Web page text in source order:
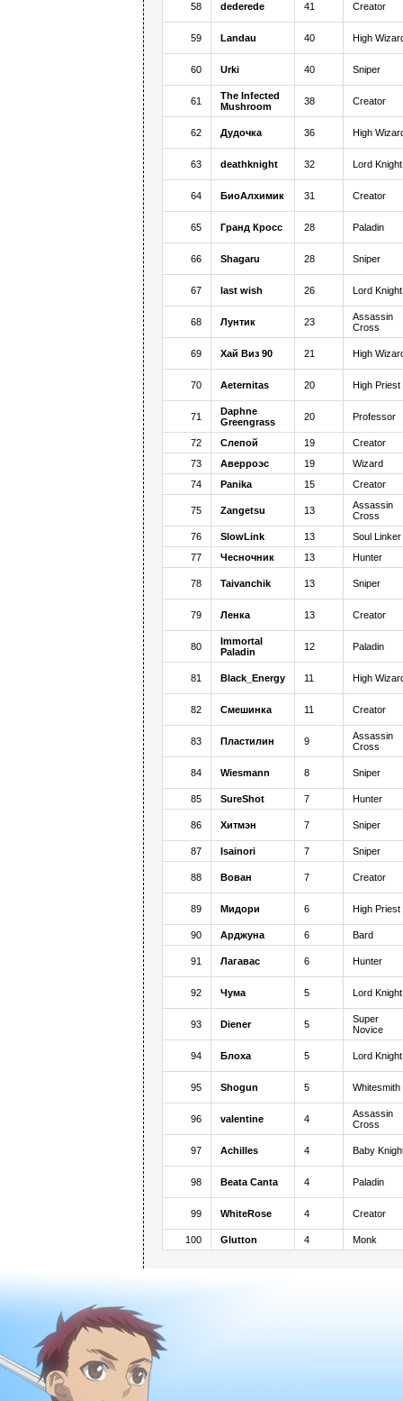
58 dederede 41 Creator
59 Landau 40 High
60 Urki 40 Sniper
61
The Infected
Mushroom
38 Creator
62 Дудочка 36 High
63 deathknight 32 Lord Knight
64 БиоАлхимик 31 Creator
65 Гранд Кросс 28 Paladin
66 Shagaru 28 Sniper
67 last wish 26 Lord Knight
68 Лунтик 23
Assassin
Cross
69 Хай Виз 90 21 High
70 Aeternitas 20 High Priest
71
Daphne
Greengrass
20 Professor
72 Слепой 19
Creator
73
Аверроэс 19
Wizard
74
Panika 15 Creator
75 Zangetsu 13
Assassin
Cross
76
SlowLink 13
Soul Linker
77
Чесночник 13 Hunter
78 Taivanchik 13 Sniper
79 Ленка 13 Creator
80
Immortal
Paladin
12 Paladin
81 Black_Energy 11 High
82 Смешинка 11 Creator
83 Пластилин 9
Assassin
Cross
84 Wiesmann 8 Sniper
85 SureShot 7 Hunter
86 Хитмэн 7 Sniper
87 Isainori 7 Sniper
88 Вован 7 Creator
89 Мидори 6 High Priest
90 Арджуна 6 Bard
91 Лагавас 6 Hunter
92 Чума 5 Lord Knight
93 Diener 5
Super
Novice
94 Блоха 5 Lord Knight
95 Shogun 5 Whitesmith
96 valentine 4
Assassin
Cross
97 Achilles 4 Baby
98 Beata Canta 4 Paladin
99 WhiteRose 4 Creator
100 Glutton 4 Monk